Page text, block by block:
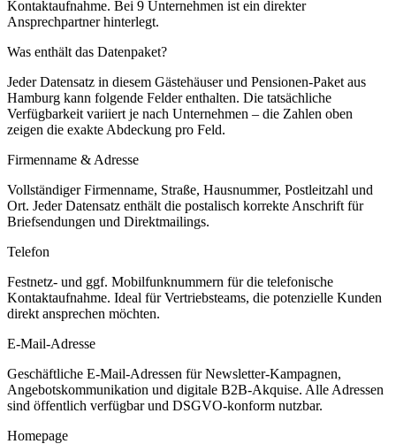
Kontaktaufnahme. Bei 9 Unternehmen ist ein direkter
Ansprechpartner hinterlegt.
Was enthält das Datenpaket?
Jeder Datensatz in diesem Gästehäuser und Pensionen-Paket aus
Hamburg kann folgende Felder enthalten. Die tatsächliche
Verfügbarkeit variiert je nach Unternehmen – die Zahlen oben
zeigen die exakte Abdeckung pro Feld.
Firmenname & Adresse
Vollständiger Firmenname, Straße, Hausnummer, Postleitzahl und
Ort. Jeder Datensatz enthält die postalisch korrekte Anschrift für
Briefsendungen und Direktmailings.
Telefon
Festnetz- und ggf. Mobilfunknummern für die telefonische
Kontaktaufnahme. Ideal für Vertriebsteams, die potenzielle Kunden
direkt ansprechen möchten.
E-Mail-Adresse
Geschäftliche E-Mail-Adressen für Newsletter-Kampagnen,
Angebotskommunikation und digitale B2B-Akquise. Alle Adressen
sind öffentlich verfügbar und DSGVO-konform nutzbar.
Homepage